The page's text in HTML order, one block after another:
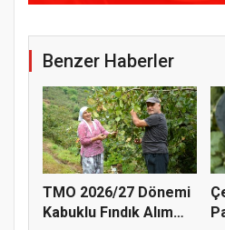
Benzer Haberler
TMO 2026/27 Dönemi
Kabuklu Fındık Alım